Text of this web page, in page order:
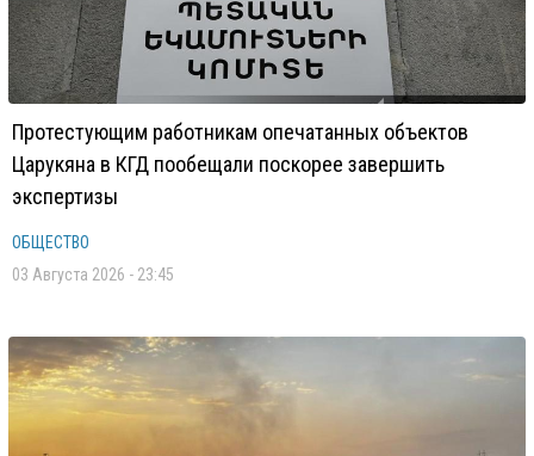
Протестующим работникам опечатанных объектов
Царукяна в КГД пообещали поскорее завершить
экспертизы
ОБЩЕСТВО
03 Августа 2026 - 23:45